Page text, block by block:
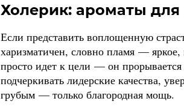
Холерик: ароматы для
Если представить воплощенную
харизматичен, словно пламя —
просто идет к цели — он
подчеркивать лидерские качества,
грубым — только благородная мощь.